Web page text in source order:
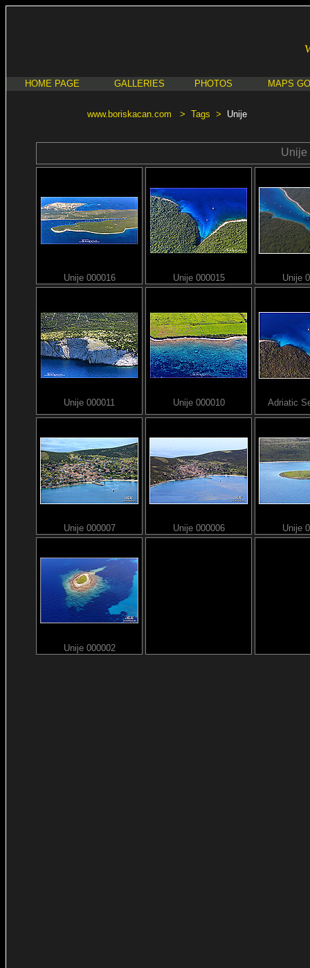
HOME PAGE GALLERIES PHOTOS MAPS
www.boriskacan.com > Tags > Unije
Unije
Unije 000016 Unije 000015 Unije
Unije 000011 Unije 000010 Adriatic
Unije 000007 Unije 000006 Unije
Unije 000002